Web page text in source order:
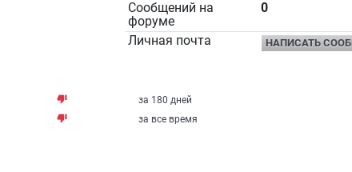
Сообщений на
форуме
0
Личная почта НАПИСАТЬ
thumb_down за 180 дней
thumb_down за все время